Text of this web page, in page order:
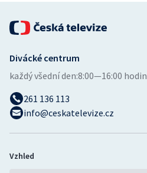
Divácké centrum
každý všední den:8:00—16:00 hodin
261 136 113
info@ceskatelevize.cz
Vzhled